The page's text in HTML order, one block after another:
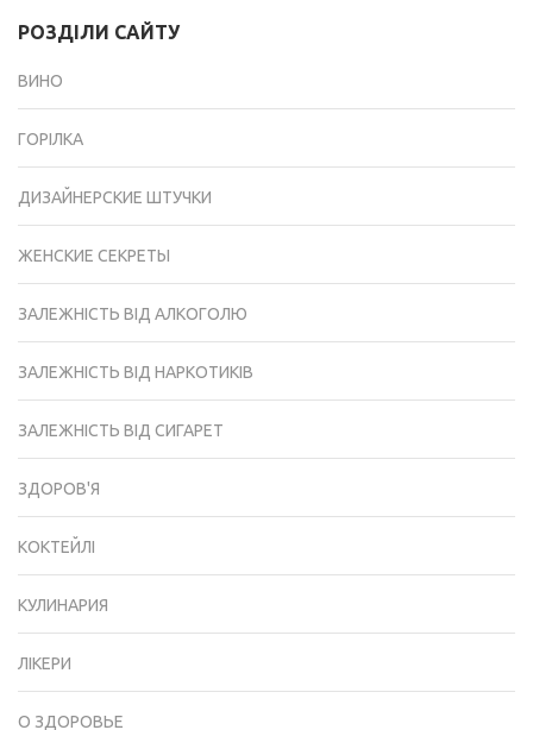
РОЗДІЛИ САЙТУ
ВИНО
ГОРІЛКА
ДИЗАЙНЕРСКИЕ ШТУЧКИ
ЖЕНСКИЕ СЕКРЕТЫ
ЗАЛЕЖНІСТЬ ВІД АЛКОГОЛЮ
ЗАЛЕЖНІСТЬ ВІД НАРКОТИКІВ
ЗАЛЕЖНІСТЬ ВІД СИГАРЕТ
ЗДОРОВ'Я
КОКТЕЙЛІ
КУЛИНАРИЯ
ЛІКЕРИ
О ЗДОРОВЬЕ